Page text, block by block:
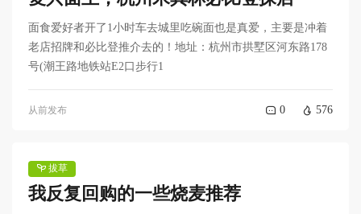
面食爱好者开了1小时车去城里吃碗面也是真爱，主要是冲着
老店招牌和必比登推介去的！地址：杭州市拱墅区河东路178
号(潮王路地铁站E2口步行1
从前发布 0 576
拔草
我反复回购的一些烧麦推荐